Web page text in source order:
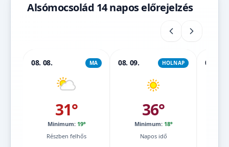
Alsómocsolád 14 napos előrejelzés
08. 08. MA
31°
Minimum: 19°
Részben felhős
08. 09. HOLNAP
36°
Minimum: 18°
Napos idő
08. 10.